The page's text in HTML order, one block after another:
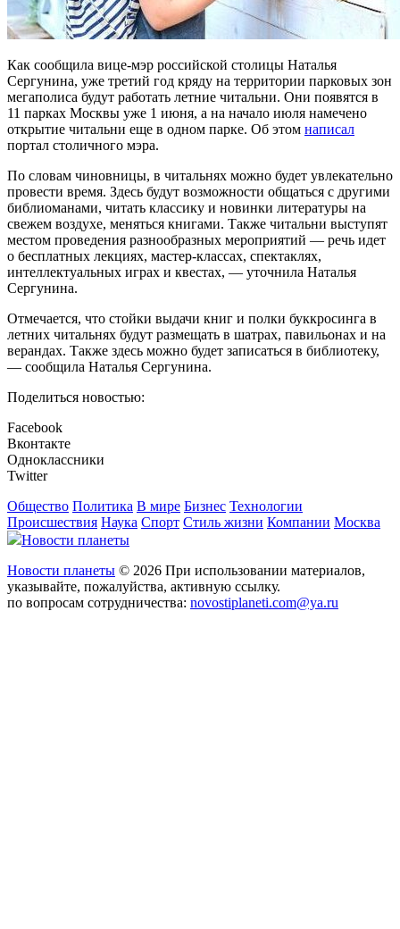
Как сообщила вице-мэр российской столицы Наталья
Сергунина, уже третий год кряду на территории парковых зон
мегаполиса будут работать летние читальни. Они появятся в
11 парках Москвы уже 1 июня, а на начало июля намечено
открытие читальни еще в одном парке. Об этом написал
портал столичного мэра.
По словам чиновницы, в читальнях можно будет увлекательно
провести время. Здесь будут возможности общаться с другими
библиоманами, читать классику и новинки литературы на
свежем воздухе, меняться книгами. Также читальни выступят
местом проведения разнообразных мероприятий — речь идет
о бесплатных лекциях, мастер-классах, спектаклях,
интеллектуальных играх и квестах, — уточнила Наталья
Сергунина.
Отмечается, что стойки выдачи книг и полки буккросинга в
летних читальнях будут размещать в шатрах, павильонах и на
верандах. Также здесь можно будет записаться в библиотеку,
— сообщила Наталья Сергунина.
Поделиться новостью:
Facebook
Вконтакте
Одноклассники
Twitter
Общество Политика В мире Бизнес Технологии
Происшествия Наука Спорт Стиль жизни Компании Москва
Новости планеты
Новости планеты © 2026 При использовании материалов,
указывайте, пожалуйства, активную ссылку.
по вопросам сотрудничества: novostiplaneti.com@ya.ru